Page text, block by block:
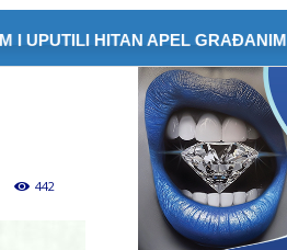
HITAN APEL GRAĐANIMA
442